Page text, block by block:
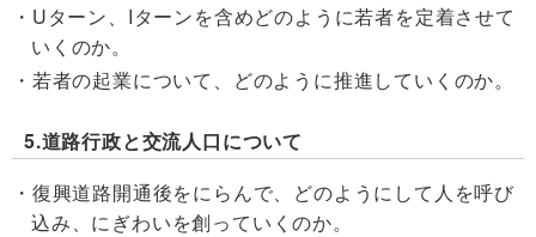
Uターン、Iターンを含めどのように若者を定着させて
いくのか。
若者の起業について、どのように推進していくのか。
5.道路行政と交流人口について
復興道路開通後をにらんで、どのようにして人を呼び
込み、にぎわいを創っていくのか。